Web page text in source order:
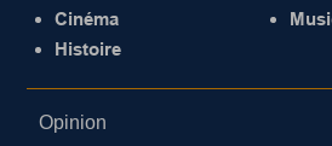
Cinéma
Histoire
Opinion